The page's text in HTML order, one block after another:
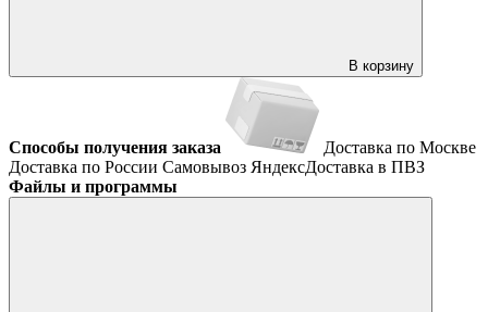
В корзину
Способы получения заказа
Доставка по Москве
Доставка по России Самовывоз ЯндексДоставка в ПВЗ
Файлы и программы